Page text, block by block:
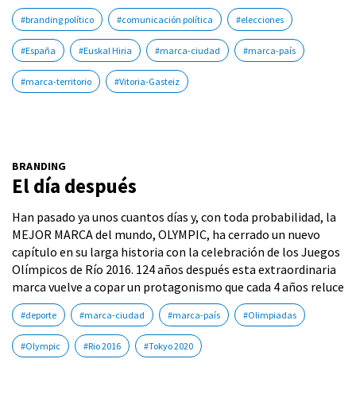
#branding político #comunicación política #elecciones
#España #Euskal Hiria #marca-ciudad #marca-país
#marca-territorio #Vitoria-Gasteiz
BRANDING
El día después
Han pasado ya unos cuantos días y, con toda probabilidad, la
MEJOR MARCA del mundo, OLYMPIC, ha cerrado un nuevo
capítulo en su larga historia con la celebración de los Juegos
Olímpicos de Río 2016. 124 años después esta extraordinaria
marca vuelve a copar un protagonismo que cada 4 años reluce
#deporte #marca-ciudad #marca-país #Olimpiadas
#Olympic #Rio 2016 #Tokyo 2020